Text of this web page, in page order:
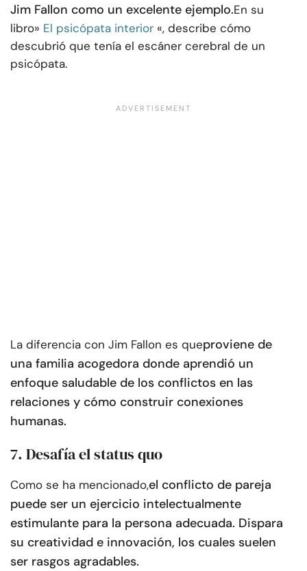
Jim Fallon como un excelente ejemplo.En su
libro» El psicópata interior «, describe cómo
descubrió que tenía el escáner cerebral de un
psicópata.
La diferencia con Jim Fallon es queproviene de
una familia acogedora donde aprendió un
enfoque saludable de los conflictos en las
relaciones y cómo construir conexiones
humanas.
7. Desafía el status quo
Como se ha mencionado,el conflicto de pareja
puede ser un ejercicio intelectualmente
estimulante para la persona adecuada. Dispara
su creatividad e innovación, los cuales suelen
ser rasgos agradables.